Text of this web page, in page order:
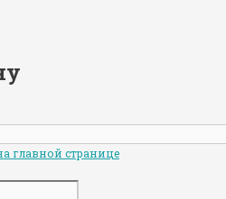
главной странице